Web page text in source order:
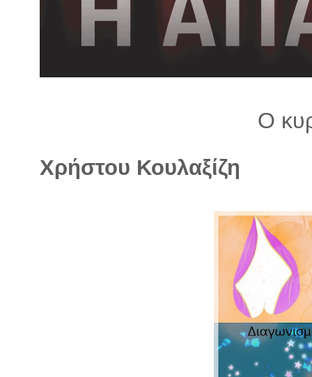
Ο
Χρήστου Κουλαξίζη